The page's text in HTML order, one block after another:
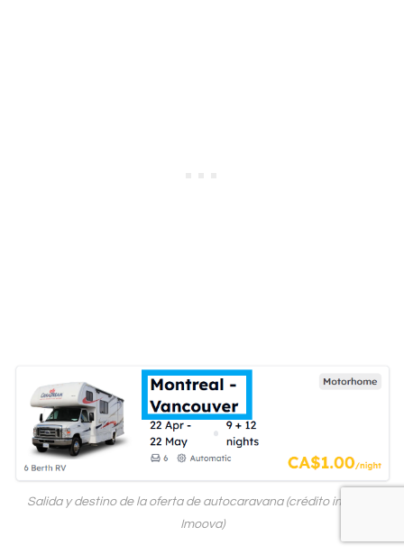
Salida y destino de la oferta de autocaravana (crédito imagen:
Imoova)